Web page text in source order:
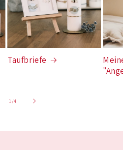
Taufbriefe
1/von
4